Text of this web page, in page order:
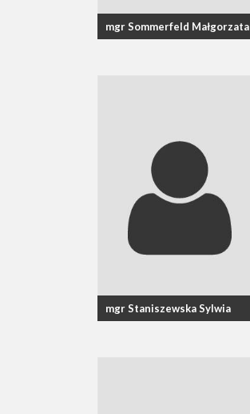
mgr Sommerfeld Małgorzata
mgr Staniszewska Sylwia